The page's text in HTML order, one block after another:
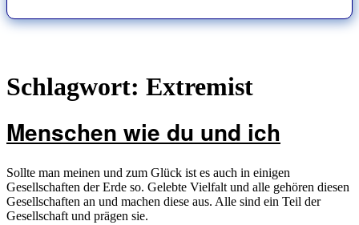
Schlagwort: Extremist
Menschen wie du und ich
Sollte man meinen und zum Glück ist es auch in einigen
Gesellschaften der Erde so. Gelebte Vielfalt und alle gehören diesen
Gesellschaften an und machen diese aus. Alle sind ein Teil der
Gesellschaft und prägen sie.